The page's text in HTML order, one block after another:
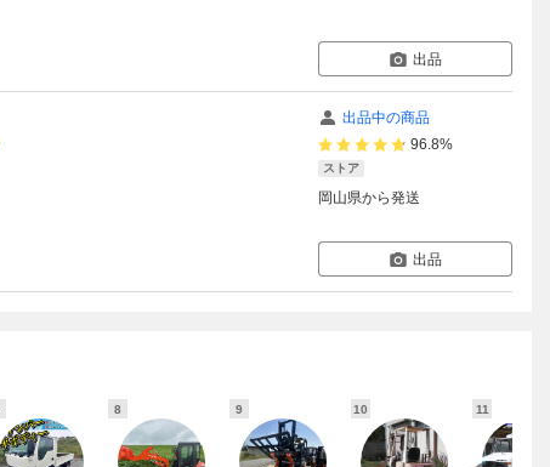
出品
出品中の商品
96.8%
ストア
岡山県から発送
出品
8 9 10 11